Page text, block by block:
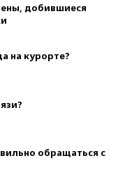
добившиеся
на курорте?
обращаться с